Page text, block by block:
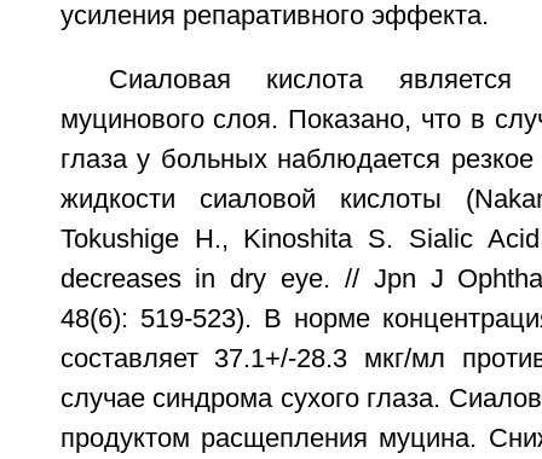
усиления репаративного эффекта.
Сиаловая кислота является
муцинового слоя. Показано, что в
глаза у больных наблюдается
жидкости сиаловой кислоты
Tokushige H., Kinoshita S. Sialic
decreases in dry eye. // Jpn J
48(6): 519-523). В норме
составляет 37.1+/-28.3 мкг/мл
случае синдрома сухого глаза.
продуктом расщепления муцина.